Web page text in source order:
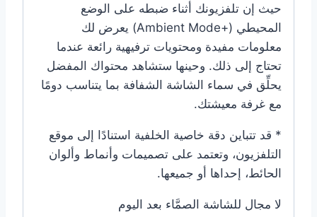
حيث إن تلفزيونك أثناء ضبطه على الوضع
المحيطي (+Ambient Mode) يعرض لك
معلومات مفيدة ومحتويات ترفيهية رائعة عندما
تحتاج إلى ذلك. وحينها ستشاهد محتواك المفضل
يحلِّق في سماء الشاشة الشفافة بما يتناسب دومًا
مع غرفة معيشتك.
* قد تتباين دقة خاصية الخلفية استنادًا إلى موقع
التلفزيون، وتعتمد على تصميمات وأنماط وألوان
الحائط، إحداها أو جميعها.
لا مجال للشاشة الصمَّاء بعد اليوم